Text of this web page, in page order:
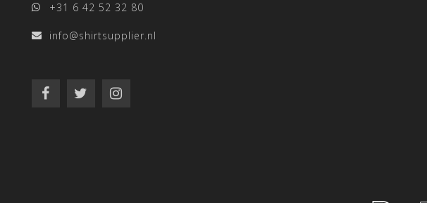
+31 6 42 52 32 80
info@shirtsupplier.nl